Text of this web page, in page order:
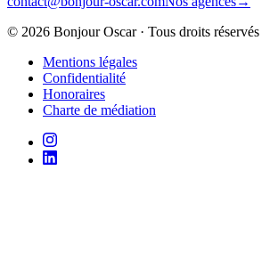
© 2026 Bonjour Oscar · Tous droits réservés
Mentions légales
Confidentialité
Honoraires
Charte de médiation